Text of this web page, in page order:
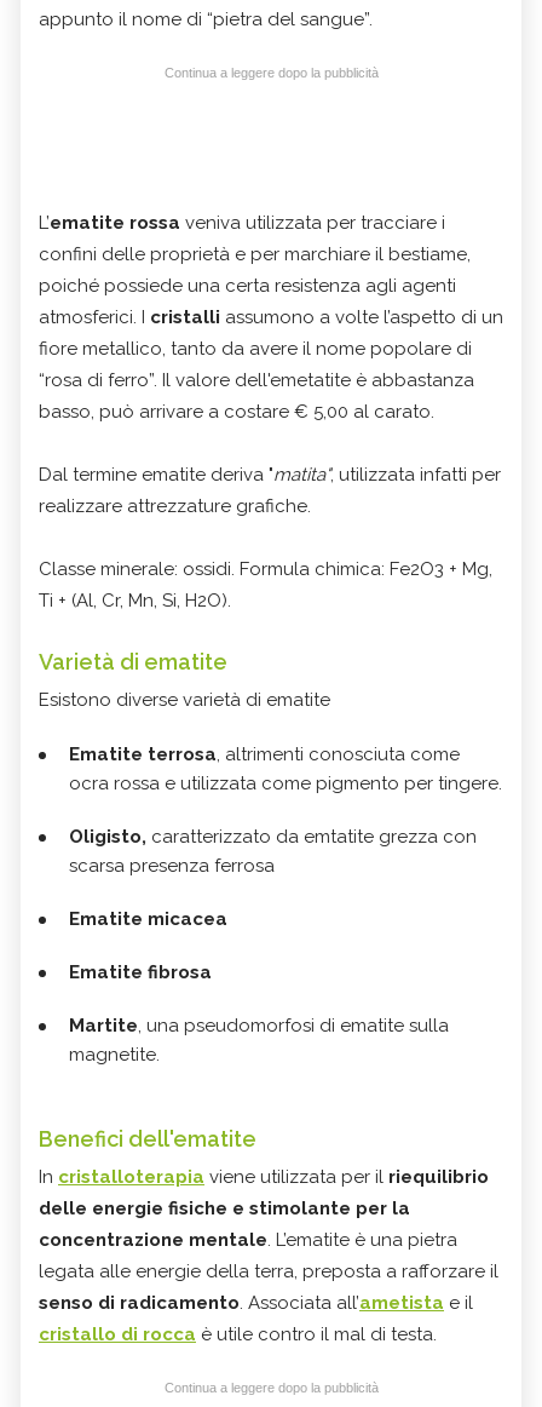
appunto il nome di “pietra del sangue”.
Continua a leggere dopo la pubblicità
L’ematite rossa veniva utilizzata per tracciare i
confini delle proprietà e per marchiare il bestiame,
poiché possiede una certa resistenza agli agenti
atmosferici. I cristalli assumono a volte l’aspetto di un
fiore metallico, tanto da avere il nome popolare di
“rosa di ferro”. Il valore dell'emetatite è abbastanza
basso, può arrivare a costare € 5,00 al carato.
Dal termine ematite deriva "matita", utilizzata infatti per
realizzare attrezzature grafiche.
Classe minerale: ossidi. Formula chimica: Fe2O3 + Mg,
Ti + (Al, Cr, Mn, Si, H2O).
Varietà di ematite
Esistono diverse varietà di ematite
Ematite terrosa, altrimenti conosciuta come
ocra rossa e utilizzata come pigmento per tingere.
Oligisto, caratterizzato da emtatite grezza con
scarsa presenza ferrosa
Ematite micacea
Ematite fibrosa
Martite, una pseudomorfosi di ematite sulla
magnetite.
Benefici dell'ematite
In cristalloterapia viene utilizzata per il riequilibrio
delle energie fisiche e stimolante per la
concentrazione mentale. L’ematite è una pietra
legata alle energie della terra, preposta a rafforzare il
senso di radicamento. Associata all’ametista e il
cristallo di rocca è utile contro il mal di testa.
Continua a leggere dopo la pubblicità